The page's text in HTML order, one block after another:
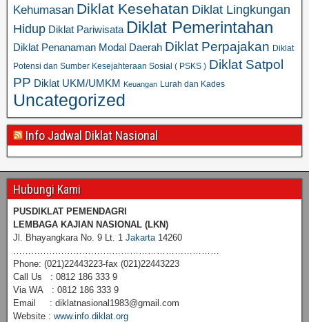
Kehumasan Diklat Kesehatan Diklat Lingkungan
Hidup Diklat Pariwisata Diklat Pemerintahan
Diklat Penanaman Modal Daerah Diklat Perpajakan Diklat
Potensi dan Sumber Kesejahteraan Sosial ( PSKS ) Diklat Satpol
PP Diklat UKM/UMKM Keuangan Lurah dan Kades
Uncategorized
Info Jadwal Diklat Nasional
Hubungi Kami
PUSDIKLAT PEMENDAGRI
LEMBAGA KAJIAN NASIONAL (LKN)
Jl. Bhayangkara No. 9 Lt. 1 Jakarta14260
……………………………………………………………
Phone: (021)22443223-fax (021)22443223
Call Us : 0812 186 333 9
Via WA : 0812 186 333 9
Email : diklatnasional1983@gmail.com
Website : www.info.diklat.org